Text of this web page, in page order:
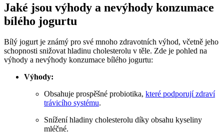
Jaké jsou výhody a nevýhody konzumace
bílého jogurtu
Bílý jogurt je známý pro své mnoho zdravotních výhod, včetně jeho
schopnosti snižovat hladinu cholesterolu v těle. Zde je pohled na
výhody a nevýhody konzumace bílého jogurtu:
Výhody:
Obsahuje prospěšné probiotika, které podporují zdraví
trávicího systému.
Snížení hladiny cholesterolu díky obsahu kyseliny
mléčné.